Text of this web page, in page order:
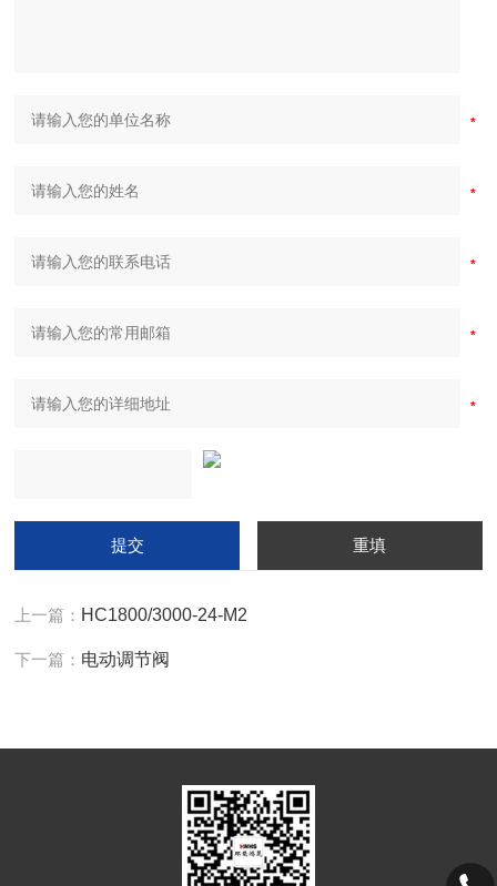
上一篇： HC1800/3000-24-M2
下一篇： 电动调节阀